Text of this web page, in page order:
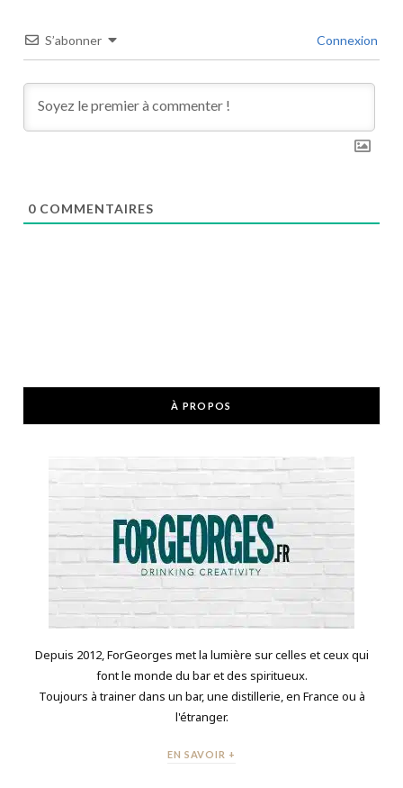
S’abonner Connexion
0 COMMENTAIRES
À PROPOS
Depuis 2012, ForGeorges met la lumière sur celles et ceux qui
font le monde du bar et des spiritueux.
Toujours à trainer dans un bar, une distillerie, en France ou à
l'étranger.
EN SAVOIR +